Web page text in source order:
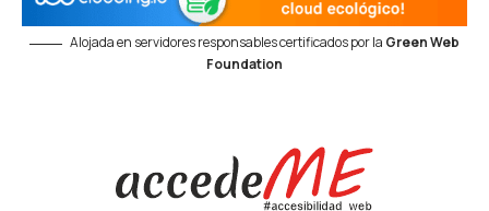
Alojada en servidores responsables certificados por la Green Web
Foundation